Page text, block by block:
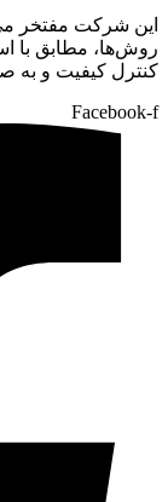
این شرکت مفتخر
کنترل کیفیت و به
Facebook-f